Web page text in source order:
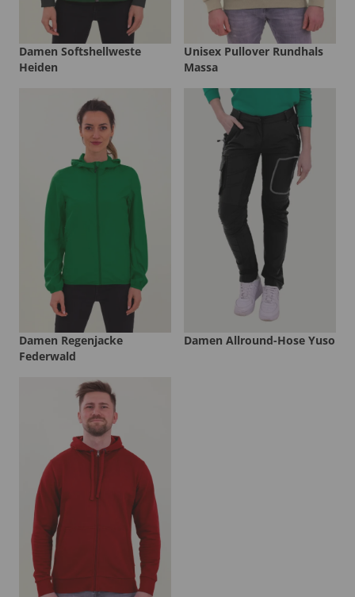
Damen Softshellweste
Heiden
Unisex Pullover Rundhals
Massa
Damen Regenjacke
Federwald
Damen Allround-Hose Yuso